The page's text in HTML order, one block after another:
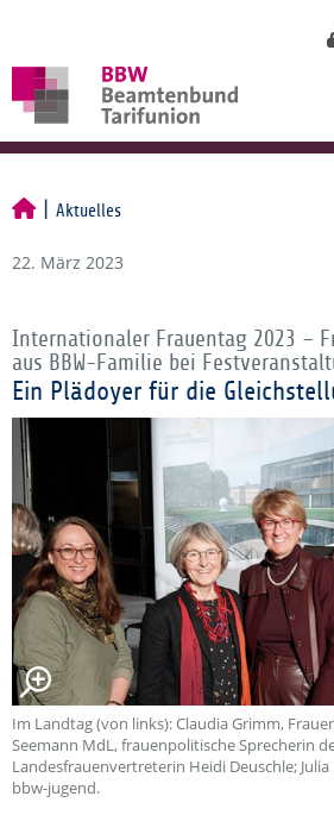
Aktuelles
22. März 2023
Internationaler Frauentag 2023 –
aus BBW-Familie bei
Ein Plädoyer für die
Im Landtag (von links): Claudia Grimm,
Seemann MdL, frauenpolitische Sprecherin
Landesfrauenvertreterin Heidi Deuschle;
bbw-jugend.